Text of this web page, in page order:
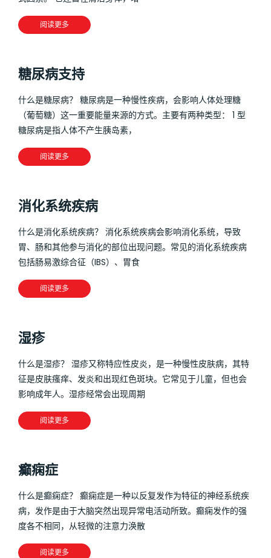
阅读更多
糖尿病支持
什么是糖尿病？ 糖尿病是一种慢性疾病，会影响人体处理糖
（葡萄糖）这一重要能量来源的方式。主要有两种类型： 1 型
糖尿病是指人体不产生胰岛素，
阅读更多
消化系统疾病
什么是消化系统疾病？ 消化系统疾病会影响消化系统，导致
胃、肠和其他参与消化的部位出现问题。常见的消化系统疾病
包括肠易激综合征（IBS）、胃食
阅读更多
湿疹
什么是湿疹？ 湿疹又称特应性皮炎，是一种慢性皮肤病，其特
征是皮肤瘙痒、发炎和出现红色斑块。它常见于儿童，但也会
影响成年人。湿疹经常会出现周期
阅读更多
癫痫症
什么是癫痫症？ 癫痫症是一种以反复发作为特征的神经系统疾
病，发作是由于大脑突然出现异常电活动所致。癫痫发作的强
度各不相同，从轻微的注意力涣散
阅读更多